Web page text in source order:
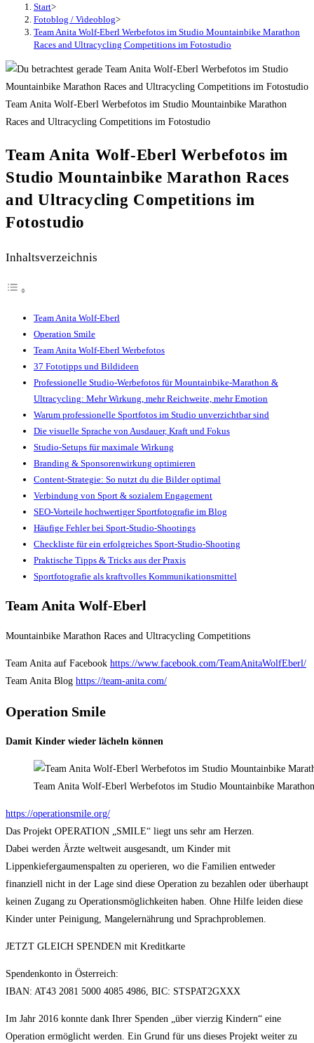
Start>
Fotoblog / Videoblog>
Team Anita Wolf-Eberl Werbefotos im Studio Mountainbike Marathon
Races and Ultracycling Competitions im Fotostudio
Team Anita Wolf-Eberl Werbefotos im Studio Mountainbike Marathon
Races and Ultracycling Competitions im Fotostudio
Team Anita Wolf-Eberl Werbefotos im
Studio Mountainbike Marathon Races
and Ultracycling Competitions im
Fotostudio
Inhaltsverzeichnis
Team Anita Wolf-Eberl
Operation Smile
Team Anita Wolf-Eberl Werbefotos
37 Fototipps und Bildideen
Professionelle Studio-Werbefotos für Mountainbike-Marathon &
Ultracycling: Mehr Wirkung, mehr Reichweite, mehr Emotion
Warum professionelle Sportfotos im Studio unverzichtbar sind
Die visuelle Sprache von Ausdauer, Kraft und Fokus
Studio-Setups für maximale Wirkung
Branding & Sponsorenwirkung optimieren
Content-Strategie: So nutzt du die Bilder optimal
Verbindung von Sport & sozialem Engagement
SEO-Vorteile hochwertiger Sportfotografie im Blog
Häufige Fehler bei Sport-Studio-Shootings
Checkliste für ein erfolgreiches Sport-Studio-Shooting
Praktische Tipps & Tricks aus der Praxis
Sportfotografie als kraftvolles Kommunikationsmittel
Team Anita Wolf-Eberl
Mountainbike Marathon Races and Ultracycling Competitions
Team Anita auf Facebook https://www.facebook.com/TeamAnitaWolfEberl/
Team Anita Blog https://team-anita.com/
Operation Smile
Damit Kinder wieder lächeln können
Team Anita Wolf-Eberl Werbefotos im Studio Mountainbike
https://operationsmile.org/
Das Projekt OPERATION „SMILE“ liegt uns sehr am Herzen.
Dabei werden Ärzte weltweit ausgesandt, um Kinder mit
Lippenkiefergaumenspalten zu operieren, wo die Familien entweder
finanziell nicht in der Lage sind diese Operation zu bezahlen oder überhaupt
keinen Zugang zu Operationsmöglichkeiten haben. Ohne Hilfe leiden diese
Kinder unter Peinigung, Mangelernährung und Sprachproblemen.
JETZT GLEICH SPENDEN mit Kreditkarte
Spendenkonto in Österreich:
IBAN: AT43 2081 5000 4085 4986, BIC: STSPAT2GXXX
Im Jahr 2016 konnte dank Ihrer Spenden „über vierzig Kindern“ eine
Operation ermöglicht werden. Ein Grund für uns dieses Projekt weiter zu